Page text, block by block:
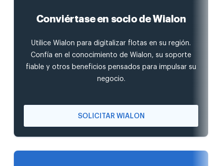
Conviértase en socio de Wialon
Utilice Wialon para digitalizar flotas en su región.
Confía en el conocimiento de Wialon, su soporte
fiable y otros beneficios pensados para impulsar su
negocio.
SOLICITAR WIALON